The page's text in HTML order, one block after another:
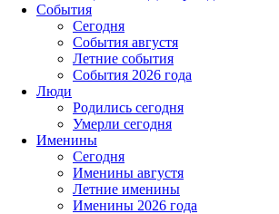
События
Cегодня
События августя
Летние события
События 2026 года
Люди
Родились сегодня
Умерли сегодня
Именины
Cегодня
Именины августя
Летние именины
Именины 2026 года